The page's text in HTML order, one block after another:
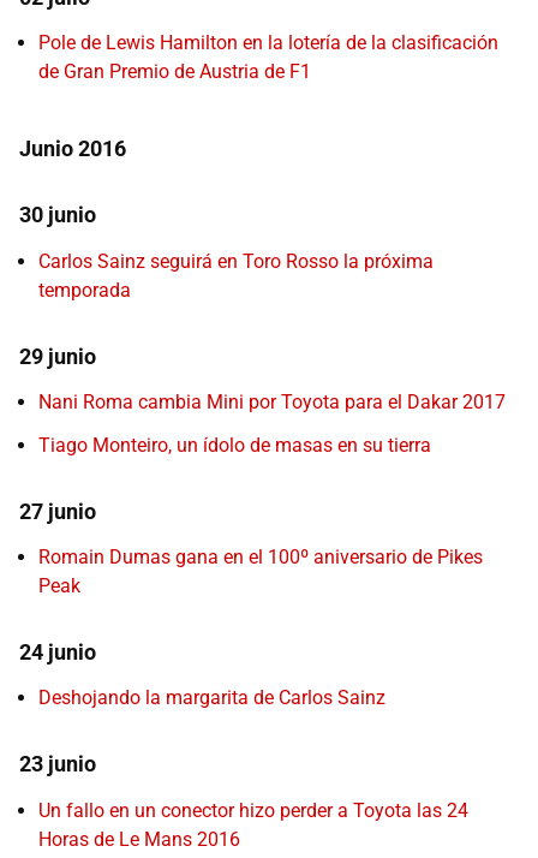
Pole de Lewis Hamilton en la lotería de la clasificación
de Gran Premio de Austria de F1
Junio 2016
30 junio
Carlos Sainz seguirá en Toro Rosso la próxima
temporada
29 junio
Nani Roma cambia Mini por Toyota para el Dakar 2017
Tiago Monteiro, un ídolo de masas en su tierra
27 junio
Romain Dumas gana en el 100º aniversario de Pikes
Peak
24 junio
Deshojando la margarita de Carlos Sainz
23 junio
Un fallo en un conector hizo perder a Toyota las 24
Horas de Le Mans 2016